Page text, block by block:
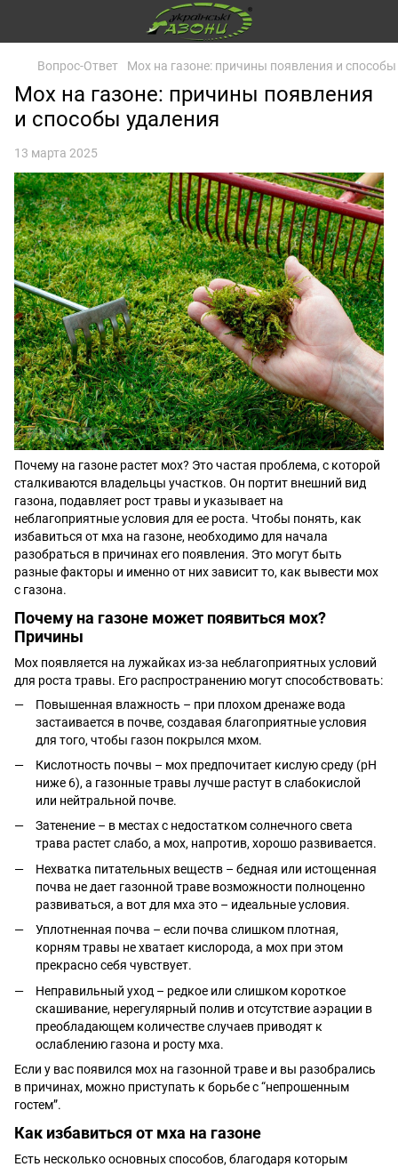
Вопрос-Ответ Мох на газоне: причины появления и
Мох на газоне: причины появления
и способы удаления
13 марта 2025
Почему на газоне растет мох? Это частая проблема, с которой
сталкиваются владельцы участков. Он портит внешний вид
газона, подавляет рост травы и указывает на
неблагоприятные условия для ее роста. Чтобы понять, как
избавиться от мха на газоне, необходимо для начала
разобраться в причинах его появления. Это могут быть
разные факторы и именно от них зависит то, как вывести мох
с газона.
Почему на газоне может появиться мох?
Причины
Мох появляется на лужайках из-за неблагоприятных условий
для роста травы. Его распространению могут способствовать:
Повышенная влажность – при плохом дренаже вода
застаивается в почве, создавая благоприятные условия
для того, чтобы газон покрылся мхом.
Кислотность почвы – мох предпочитает кислую среду (pH
ниже 6), а газонные травы лучше растут в слабокислой
или нейтральной почве.
Затенение – в местах с недостатком солнечного света
трава растет слабо, а мох, напротив, хорошо развивается.
Нехватка питательных веществ – бедная или истощенная
почва не дает газонной траве возможности полноценно
развиваться, а вот для мха это – идеальные условия.
Уплотненная почва – если почва слишком плотная,
корням травы не хватает кислорода, а мох при этом
прекрасно себя чувствует.
Неправильный уход – редкое или слишком короткое
скашивание, нерегулярный полив и отсутствие аэрации в
преобладающем количестве случаев приводят к
ослаблению газона и росту мха.
Если у вас появился мох на газонной траве и вы разобрались
в причинах, можно приступать к борьбе с “непрошенным
гостем”.
Как избавиться от мха на газоне
Есть несколько основных способов, благодаря которым